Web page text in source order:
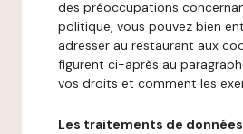
des préoccupations
politique, vous pouvez bien
adresser au restaurant aux
figurent ci-après au
vos droits et comment les
Les traitements de